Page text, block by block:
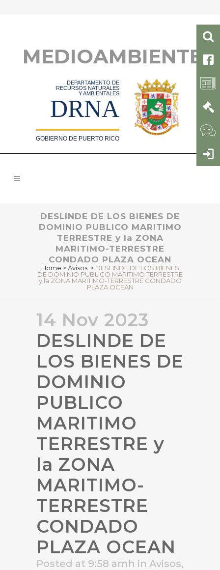
MEDIOAMBIENTE
DEPARTAMENTO DE
RECURSOS NATURALES
Y AMBIENTALES
DRNA
GOBIERNO DE PUERTO RICO
DESLINDE DE LOS BIENES DE
DOMINIO PUBLICO MARITIMO
TERRESTRE y la ZONA
MARITIMO-TERRESTRE
CONDADO PLAZA OCEAN
Home >Avisos > DESLINDE DE LOS BIENES
DE DOMINIO PUBLICO MARITIMO TERRESTRE
y la ZONA MARITIMO-TERRESTRE CONDADO
PLAZA OCEAN
14 Nov 2023
DESLINDE DE
LOS BIENES DE
DOMINIO
PUBLICO
MARITIMO
TERRESTRE y
la ZONA
MARITIMO-
TERRESTRE
CONDADO
PLAZA OCEAN
Posted at 9:58 amh in Avisos,